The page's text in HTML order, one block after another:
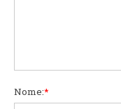
Nome:*